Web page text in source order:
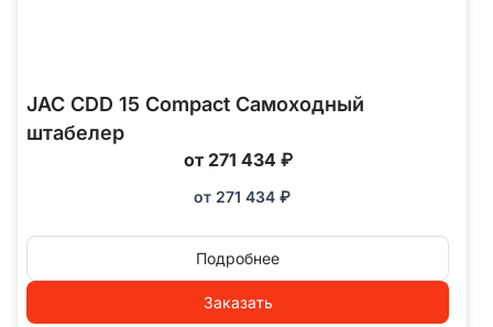
JAC CDD 15 Compact Самоходный
штабелер
от 271 434 ₽
от 271 434 ₽
Подробнее
Заказать